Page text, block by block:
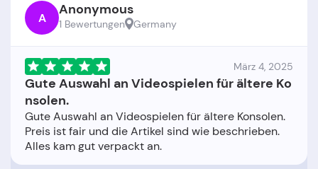
A Anonymous
1 Bewertungen Germany
März 4, 2025
Gute Auswahl an Videospielen für ältere Ko
nsolen.
Gute Auswahl an Videospielen für ältere Konsolen.
Preis ist fair und die Artikel sind wie beschrieben.